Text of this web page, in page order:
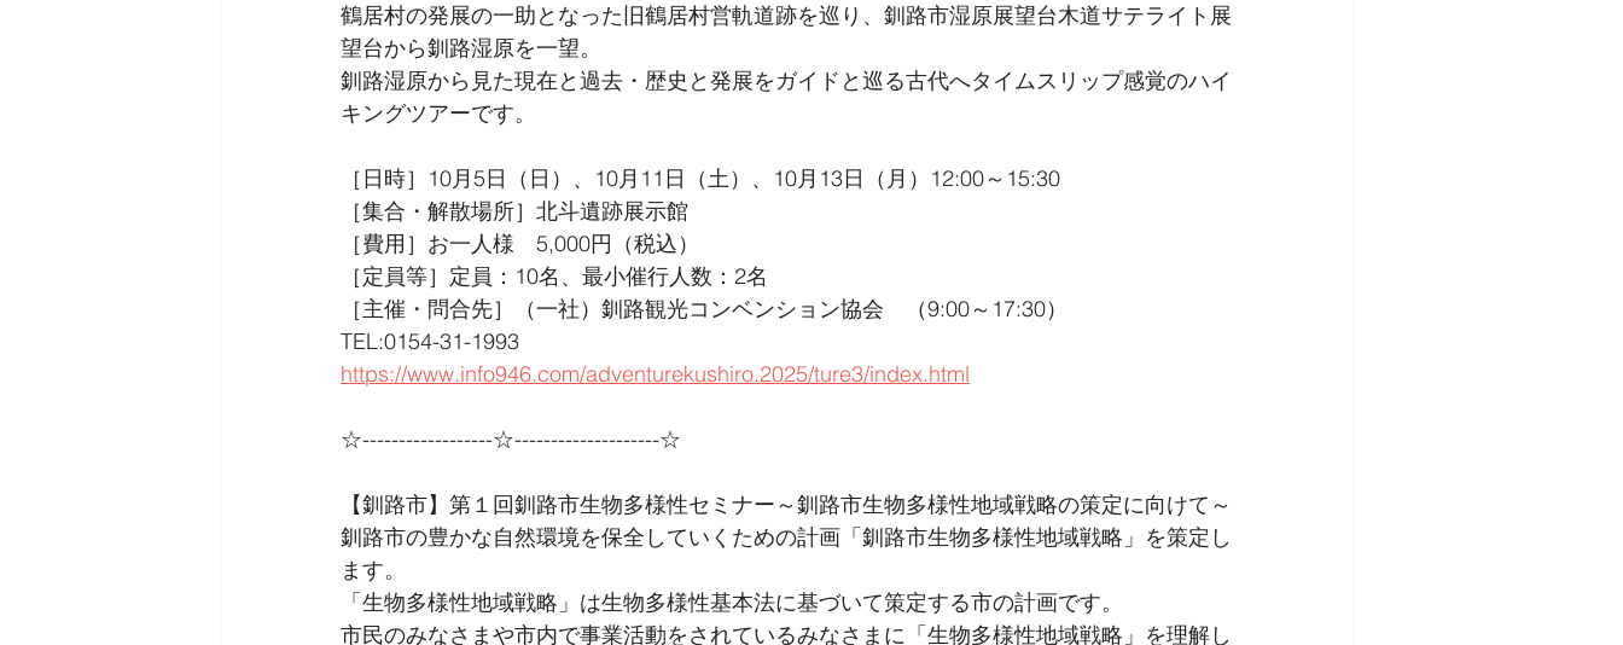
鶴居村の発展の一助となった旧鶴居村営軌道跡を巡り、釧路市湿原展望台木道サテライト展
望台から釧路湿原を一望。
釧路湿原から見た現在と過去・歴史と発展をガイドと巡る古代へタイムスリップ感覚のハイ
キングツアーです。
［日時］10月5日（日）、10月11日（土）、10月13日（月）12:00～15:30
［集合・解散場所］北斗遺跡展示館
［費用］お一人様　5,000円（税込）
［定員等］定員：10名、最小催行人数：2名
［主催・問合先］（一社）釧路観光コンベンション協会　（9:00～17:30）
TEL:0154-31-1993
https://www.info946.com/adventurekushiro.2025/ture3/index.html
☆------------------☆--------------------☆
【釧路市】第１回釧路市生物多様性セミナー～釧路市生物多様性地域戦略の策定に向けて～
釧路市の豊かな自然環境を保全していくための計画「釧路市生物多様性地域戦略」を策定し
ます。
「生物多様性地域戦略」は生物多様性基本法に基づいて策定する市の計画です。
市民のみなさまや市内で事業活動をされているみなさまに「生物多様性地域戦略」を理解し